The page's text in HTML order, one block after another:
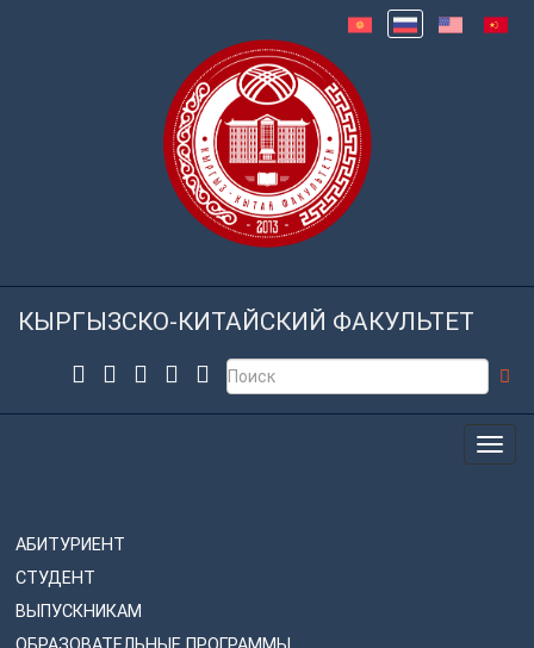
КЫРГЫЗСКО-КИТАЙСКИЙ ФАКУЛЬТЕТ
АБИТУРИЕНТ
СТУДЕНТ
ВЫПУСКНИКАМ